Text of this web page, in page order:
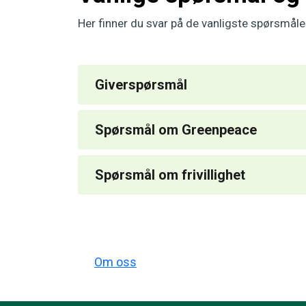
Her finner du svar på de vanligste
Giverspørsmål
Spørsmål om Greenpeace
Spørsmål om frivillighet
Om oss